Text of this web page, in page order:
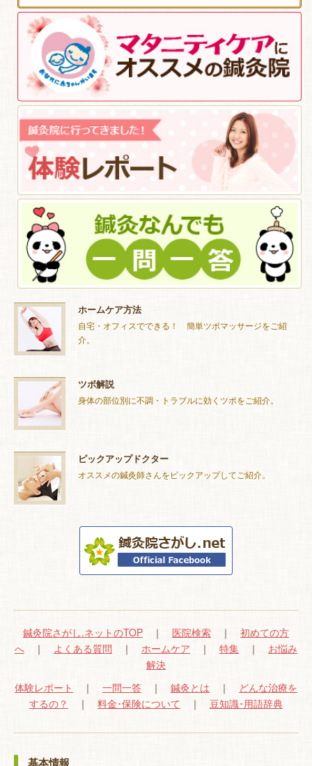
ホームケア方法
自宅・オフィスでできる！ 簡単ツボマッサージをご紹
介。
ツボ解説
身体の部位別に不調・トラブルに効くツボをご紹介。
ピックアップドクター
オススメの鍼灸師さんをピックアップしてご紹介。
鍼灸院さがし.ネットのTOP ｜ 医院検索 ｜ 初めての方
へ ｜ よくある質問 ｜ ホームケア ｜ 特集 ｜ お悩み
解決
体験レポート
｜ 一問一答 ｜ 鍼灸とは ｜ どんな治療を
するの？
｜ 料金･保険について ｜ 豆知識･用語辞典
基本情報